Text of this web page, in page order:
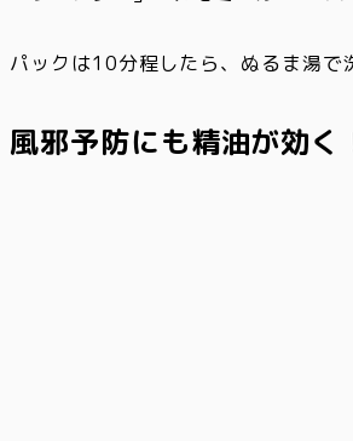
パックは10分程したら、ぬるま湯で
風邪予防にも精油が効く